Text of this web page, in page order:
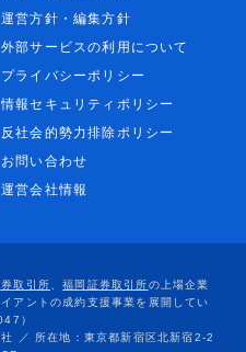
運営方針・編集方針
外部サービスの利用について
プライバシーポリシー
情報セキュリティポリシー
反社会的勢力排除ポリシー
お問い合わせ
運営会社情報